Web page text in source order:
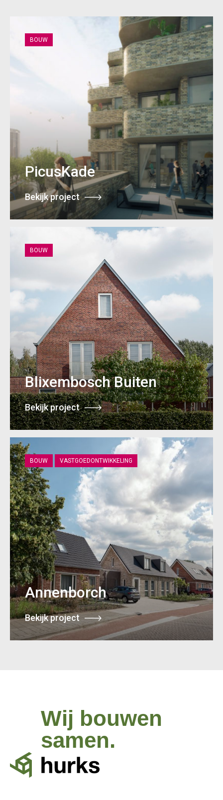
BOUW
PicusKade
Bekijk project
BOUW
Blixembosch Buiten
Bekijk project
BOUW VASTGOEDONTWIKKELING
Annenborch
Bekijk project
Wij bouwen
samen.